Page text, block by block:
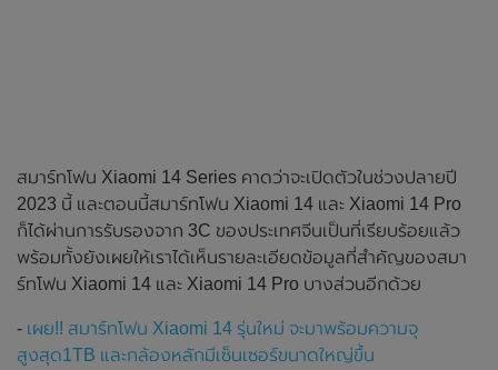
สมาร์ทโฟน Xiaomi 14 Series คาดว่าจะเปิดตัวในช่วงปลายปี
2023 นี้ และตอนนี้สมาร์ทโฟน Xiaomi 14 และ Xiaomi 14 Pro
ก็ได้ผ่านการรับรองจาก 3C ของประเทศจีนเป็นที่เรียบร้อยแล้ว
พร้อมทั้งยังเผยให้เราได้เห็นรายละเอียดข้อมูลที่สำคัญของสมา
ร์ทโฟน Xiaomi 14 และ Xiaomi 14 Pro บางส่วนอีกด้วย
- เผย!! สมาร์ทโฟน Xiaomi 14 รุ่นใหม่ จะมาพร้อมความจุ
สูงสุด1TB และกล้องหลักมีเซ็นเซอร์ขนาดใหญ่ขึ้น